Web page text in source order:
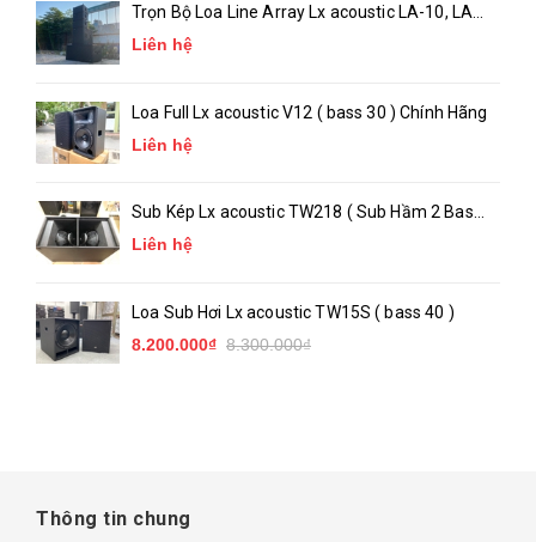
Trọn Bộ Loa Line Array Lx acoustic LA-10, LA-
18 ( chính hãng )
Liên hệ
Loa Full Lx acoustic V12 ( bass 30 ) Chính Hãng
Liên hệ
Sub Kép Lx acoustic TW218 ( Sub Hầm 2 Bass
50 )_ Chính Hãng
Liên hệ
Loa Sub Hơi Lx acoustic TW15S ( bass 40 )
8.200.000₫ 8.300.000₫
Thông tin chung